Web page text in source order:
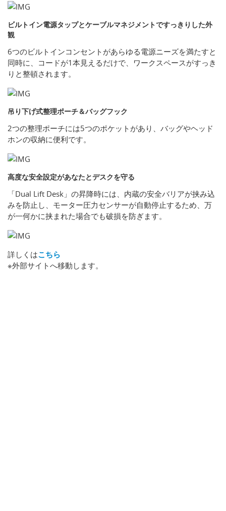
ビルトイン電源タップとケーブルマネジメントですっきりした外
観
6つのビルトインコンセントがあらゆる電源ニーズを満たすと
同時に、コードが1本見えるだけで、ワークスペースがすっき
りと整頓されます。
吊り下げ式整理ポーチ＆バッグフック
2つの整理ポーチには5つのポケットがあり、バッグやヘッド
ホンの収納に便利です。
高度な安全設定があなたとデスクを守る
「Dual Lift Desk」の昇降時には、内蔵の安全バリアが挟み込
みを防止し、モーター圧力センサーが自動停止するため、万
が一何かに挟まれた場合でも破損を防ぎます。
詳しくはこちら
※外部サイトへ移動します。